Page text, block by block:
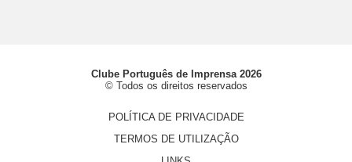
Clube Português de Imprensa 2026
© Todos os direitos reservados
POLÍTICA DE PRIVACIDADE
TERMOS DE UTILIZAÇÃO